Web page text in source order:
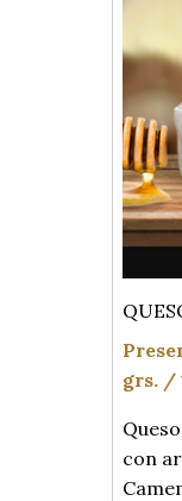
grs. /
con